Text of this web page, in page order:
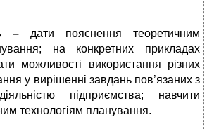
– дати пояснення теоретичним
на конкретних прикладах
можливості використання різних
у вирішенні завдань пов’язаних з
підприємства; навчити
технологіям планування.